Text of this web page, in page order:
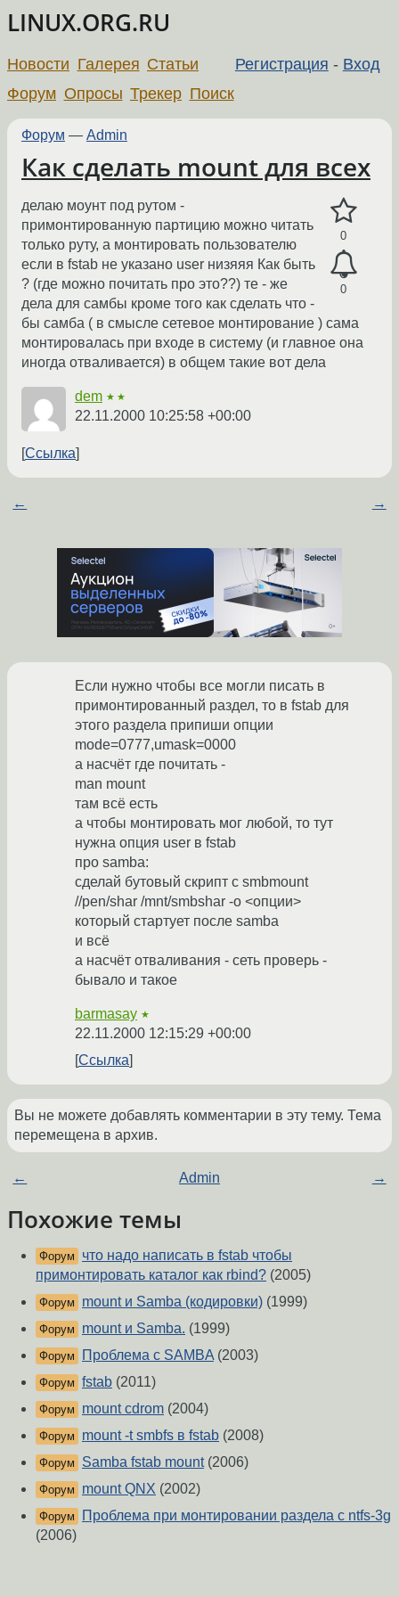
LINUX.ORG.RU
Регистрация - Вход
Новости Галерея Статьи
Форум Опросы Трекер Поиск
Форум — Admin
Как сделать mount для всех
0
0
делаю моунт под рутом -
примонтированную партицию можно читать
только руту, а монтировать пользователю
если в fstab не указано user низяяя Как быть
? (где можно почитать про это??) те - же
дела для самбы кроме того как сделать что -
бы самба ( в смысле сетевое монтирование ) сама
монтировалась при входе в систему (и главное она
иногда отваливается) в общем такие вот дела
dem ★★
22.11.2000 10:25:58 +00:00
Ссылка
← →
Если нужно чтобы все могли писать в
примонтированный раздел, то в fstab для
этого раздела припиши опции
mode=0777,umask=0000
а насчёт где почитать -
man mount
там всё есть
а чтобы монтировать мог любой, то тут
нужна опция user в fstab
про samba:
сделай бутовый скрипт с smbmount
//pen/shar /mnt/smbshar -o <опции>
который стартует после samba
и всё
а насчёт отваливания - сеть проверь -
бывало и такое
barmasay ★
22.11.2000 12:15:29 +00:00
Ссылка
Вы не можете добавлять комментарии в эту тему. Тема
перемещена в архив.
← Admin →
Похожие темы
Форум
что надо написать в fstab чтобы
примонтировать каталог как rbind? (2005)
Форум mount и Samba (кодировки) (1999)
Форум mount и Samba. (1999)
Форум Проблема с SAMBA (2003)
Форум fstab (2011)
Форум mount cdrom (2004)
Форум mount -t smbfs в fstab (2008)
Форум Samba fstab mount(2006)
Форум mount QNX (2002)
Форум
Проблема при монтировании раздела с ntfs-3g
(2006)